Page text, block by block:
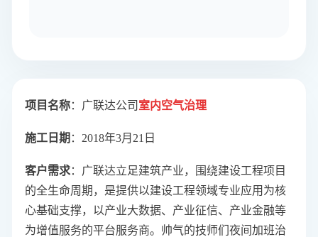
项目名称：广联达公司 室内空气治理
施工日期 ：2018年3月21日
客户需求：广联达立足建筑产业，围绕建设工程项目
的全生命周期，是提供以建设工程领域专业应用为核
心基础支撑，以产业大数据、产业征信、产业金融等
为增值服务的平台服务商。帅气的技师们夜间加班治